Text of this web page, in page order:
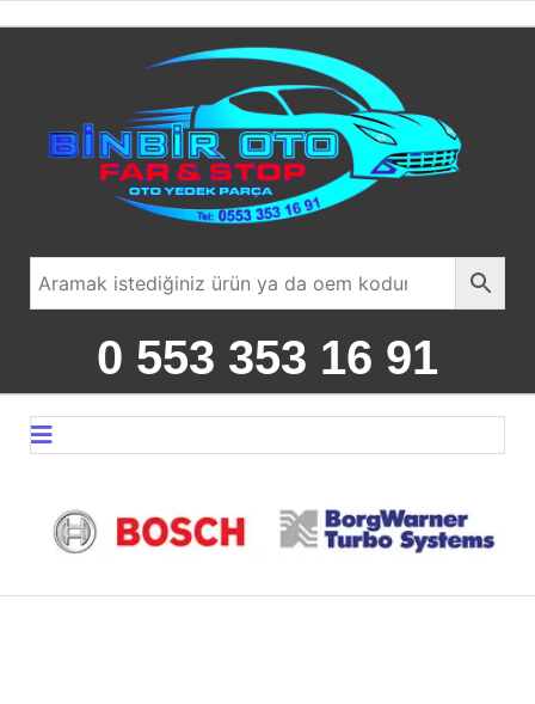
0 553 353 16 91